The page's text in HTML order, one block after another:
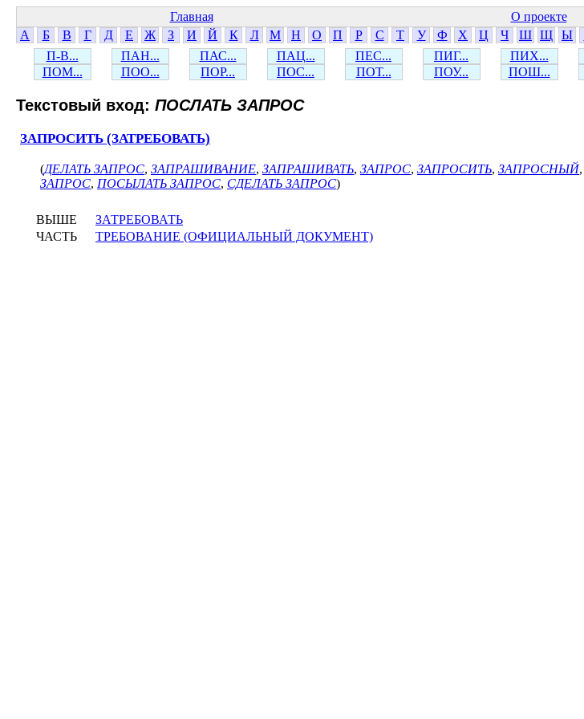
Главная О проекте
А
Б В Г Д Е Ж З И Й К Л М Н О П Р С Т У Ф Х Ц Ч Ш Щ Ы
П-В...
ПАН... ПАС... ПАЦ... ПЕС... ПИГ... ПИХ...
ПОМ...
ПОО... ПОР... ПОС... ПОТ... ПОУ... ПОШ...
Текстовый вход: ПОСЛАТЬ ЗАПРОС
ЗАПРОСИТЬ (ЗАТРЕБОВАТЬ)
(ДЕЛАТЬ ЗАПРОС, ЗАПРАШИВАНИЕ, ЗАПРАШИВАТЬ, ЗАПРОС, ЗАПРОСИТЬ, ЗАПРОСНЫЙ,
ЗАПРОС, ПОСЫЛАТЬ ЗАПРОС, СДЕЛАТЬ ЗАПРОС)
ВЫШЕ
ЗАТРЕБОВАТЬ
ЧАСТЬ
ТРЕБОВАНИЕ (ОФИЦИАЛЬНЫЙ ДОКУМЕНТ)